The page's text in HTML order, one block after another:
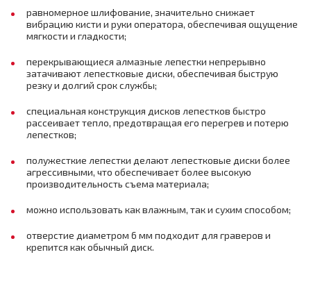
равномерное шлифование, значительно снижает
вибрацию кисти и руки оператора, обеспечивая ощущение
мягкости и гладкости;
перекрывающиеся алмазные лепестки непрерывно
затачивают лепестковые диски, обеспечивая быструю
резку и долгий срок службы;
специальная конструкция дисков лепестков быстро
рассеивает тепло, предотвращая его перегрев и потерю
лепестков;
полужесткие лепестки делают лепестковые диски более
агрессивными, что обеспечивает более высокую
производительность съема материала;
можно использовать как влажным, так и сухим способом;
отверстие диаметром 6 мм подходит для граверов и
крепится как обычный диск.